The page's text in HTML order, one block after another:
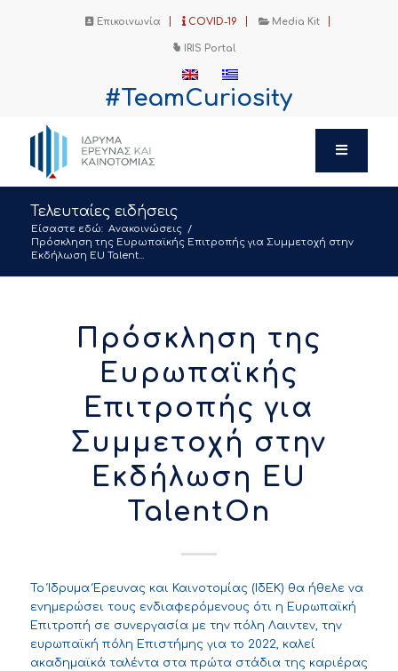
Επικοινωνία COVID-19 Media Kit
IRIS Portal
#TeamCuriosity
Τελευταίες ειδήσεις
Είσαστε εδώ: Ανακοινώσεις /
Πρόσκληση της Ευρωπαϊκής Επιτροπής για Συμμετοχή στην
Εκδήλωση ΕU Talent...
Πρόσκληση της
Ευρωπαϊκής
Επιτροπής για
Συμμετοχή στην
Εκδήλωση ΕU
TalentOn
To Ίδρυμα Έρευνας και Καινοτομίας (ΙδΕΚ) θα ήθελε να
ενημερώσει τους ενδιαφερόμενους ότι η Ευρωπαϊκή
Επιτροπή σε συνεργασία με την πόλη Λαιντεν, την
ευρωπαϊκή πόλη Επιστήμης για το 2022, καλεί
ακαδημαϊκά ταλέντα στα πρώτα στάδια της καριέρας